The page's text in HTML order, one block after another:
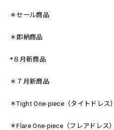
＊セール商品
＊即納商品
*８月新商品
＊７月新商品
＊Tight One-piece（タイトドレス）
＊Flare One-piece（フレアドレス）